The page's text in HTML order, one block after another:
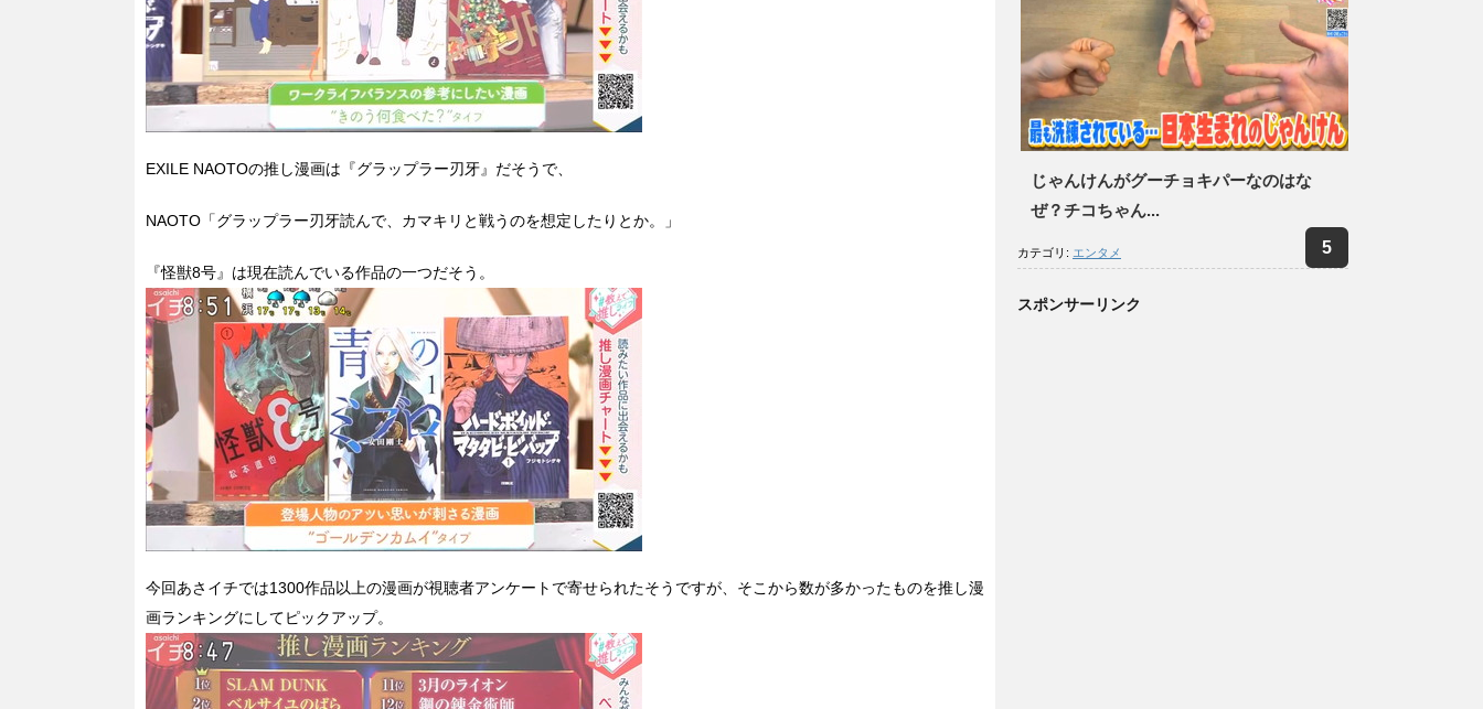
EXILE NAOTOの推し漫画は『グラップラー刃牙』だそうで、
NAOTO「グラップラー刃牙読んで、カマキリと戦うのを想定したりとか。」
『怪獣8号』は現在読んでいる作品の一つだそう。
今回あさイチでは1300作品以上の漫画が視聴者アンケートで寄せられたそうですが、そこから数が多かったものを推し漫
画ランキングにしてピックアップ。
じゃんけんがグーチョキパーなのはな
ぜ？チコちゃん...
カテゴリ: エンタメ
スポンサーリンク